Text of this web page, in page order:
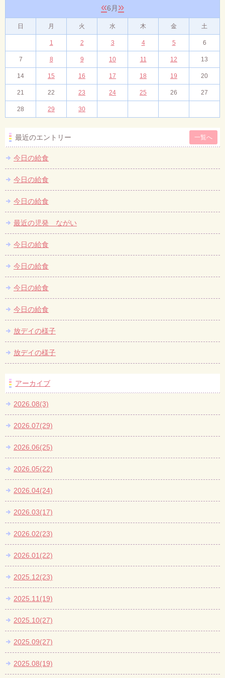
«6月 »
日 月 火 水 木 金 土
1 2 3 4 5 6
7 8 9 10 11 12 13
14 15 16 17 18 19 20
21 22 23 24 25 26 27
28 29 30
最近のエントリー 一覧へ
今日の給食
今日の給食
今日の給食
最近の児発 ながい
今日の給食
今日の給食
今日の給食
今日の給食
放デイの様子
放デイの様子
アーカイブ
2026.08(3)
2026.07(29)
2026.06(25)
2026.05(22)
2026.04(24)
2026.03(17)
2026.02(23)
2026.01(22)
2025.12(23)
2025.11(19)
2025.10(27)
2025.09(27)
2025.08(19)